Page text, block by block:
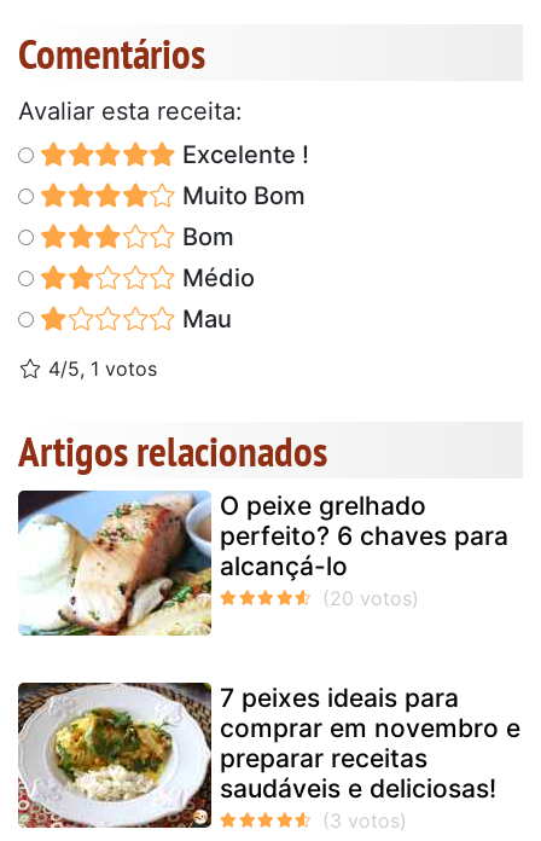
Comentários
Avaliar esta receita:
Excelente !
Muito Bom
Bom
Médio
Mau
4/5, 1 votos
Artigos relacionados
O peixe grelhado
perfeito? 6 chaves para
alcançá-lo
7 peixes ideais para
comprar em novembro e
preparar receitas
saudáveis e deliciosas!